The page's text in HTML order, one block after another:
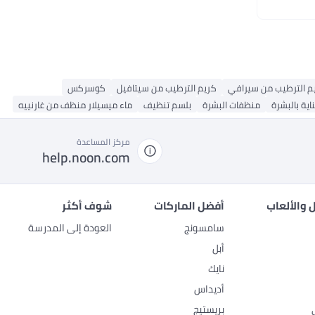
الترطيب من سيرافي كريم الترطيب من سيتافيل
كوسركس
بالبشرة
منظفات البشرة بلسم تنظيف ماء ميسيلار منظف من غارنييه
مركز المساعدة
help.noon.com
أفضل الماركات
سامسونج
أبل
نايك
أديداس
بريستيج
شوف أكثر
العودة إلى المدرسة